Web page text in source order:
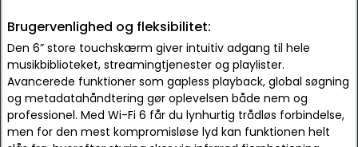
Brugervenlighed og fleksibilitet:
Den 6” store touchskærm giver intuitiv adgang til hele
musikbiblioteket, streamingtjenester og playlister.
Avancerede funktioner som gapless playback, global søgning
og metadatahåndtering gør oplevelsen både nem og
professionel. Med Wi-Fi 6 får du lynhurtig trådløs forbindelse,
men for den mest kompromisløse lyd kan funktionen helt